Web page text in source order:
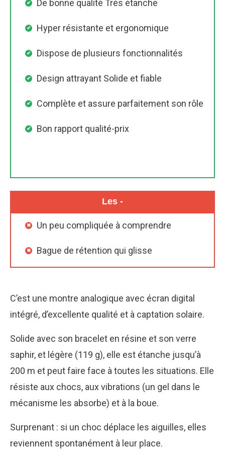
De bonne qualité Très étanche
Hyper résistante et ergonomique
Dispose de plusieurs fonctionnalités
Design attrayant Solide et fiable
Complète et assure parfaitement son rôle
Bon rapport qualité-prix
Les -
Un peu compliquée à comprendre
Bague de rétention qui glisse
C’est une montre analogique avec écran digital
intégré, d’excellente qualité et à captation solaire.
Solide avec son bracelet en résine et son verre
saphir, et légère (119 g), elle est étanche jusqu’à
200 m et peut faire face à toutes les situations. Elle
résiste aux chocs, aux vibrations (un gel dans le
mécanisme les absorbe) et à la boue.
Surprenant : si un choc déplace les aiguilles, elles
reviennent spontanément à leur place.